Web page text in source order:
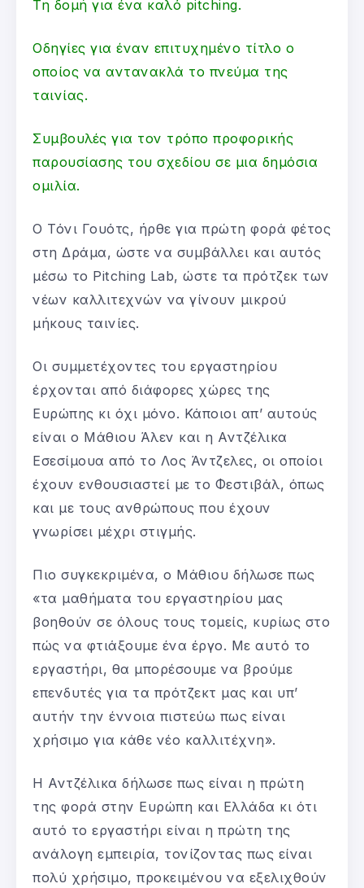
Τη δομή για ένα καλό pitching.
Οδηγίες για έναν επιτυχημένο τίτλο ο
οποίος να αντανακλά το πνεύμα της
ταινίας.
Συμβουλές για τoν τρόπο προφορικής
παρουσίασης του σχεδίου σε μια δημόσια
ομιλία.
Ο Τόνι Γουότς, ήρθε για πρώτη φορά φέτος
στη Δράμα, ώστε να συμβάλλει και αυτός
μέσω το Pitching Lab, ώστε τα πρότζεκ των
νέων καλλιτεχνών να γίνουν μικρού
μήκους ταινίες.
Οι συμμετέχοντες του εργαστηρίου
έρχονται από διάφορες χώρες της
Ευρώπης κι όχι μόνο. Κάποιοι απ’ αυτούς
είναι ο Μάθιου Άλεν και η Αντζέλικα
Εσεσίμουα από το Λος Άντζελες, οι οποίοι
έχουν ενθουσιαστεί με το Φεστιβάλ, όπως
και με τους ανθρώπους που έχουν
γνωρίσει μέχρι στιγμής.
Πιο συγκεκριμένα, ο Μάθιου δήλωσε πως
«τα μαθήματα του εργαστηρίου μας
βοηθούν σε όλους τους τομείς, κυρίως στο
πώς να φτιάξουμε ένα έργο. Με αυτό το
εργαστήρι, θα μπορέσουμε να βρούμε
επενδυτές για τα πρότζεκτ μας και υπ’
αυτήν την έννοια πιστεύω πως είναι
χρήσιμο για κάθε νέο καλλιτέχνη».
Η Αντζέλικα δήλωσε πως είναι η πρώτη
της φορά στην Ευρώπη και Ελλάδα κι ότι
αυτό το εργαστήρι είναι η πρώτη της
ανάλογη εμπειρία, τονίζοντας πως είναι
πολύ χρήσιμο, προκειμένου να εξελιχθούν